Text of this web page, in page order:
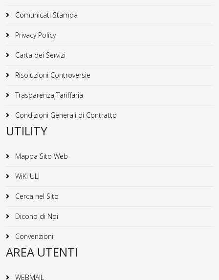
Comunicati Stampa
Privacy Policy
Carta dei Servizi
Risoluzioni Controversie
Trasparenza Tariffaria
Condizioni Generali di Contratto
UTILITY
Mappa Sito Web
WiKi ULI
Cerca nel Sito
Dicono di Noi
Convenzioni
AREA UTENTI
WEBMAIL